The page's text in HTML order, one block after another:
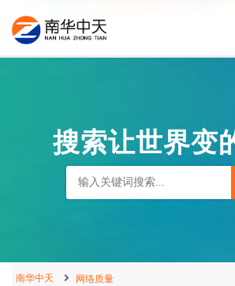
搜索让世界变
南华中天 网络质量